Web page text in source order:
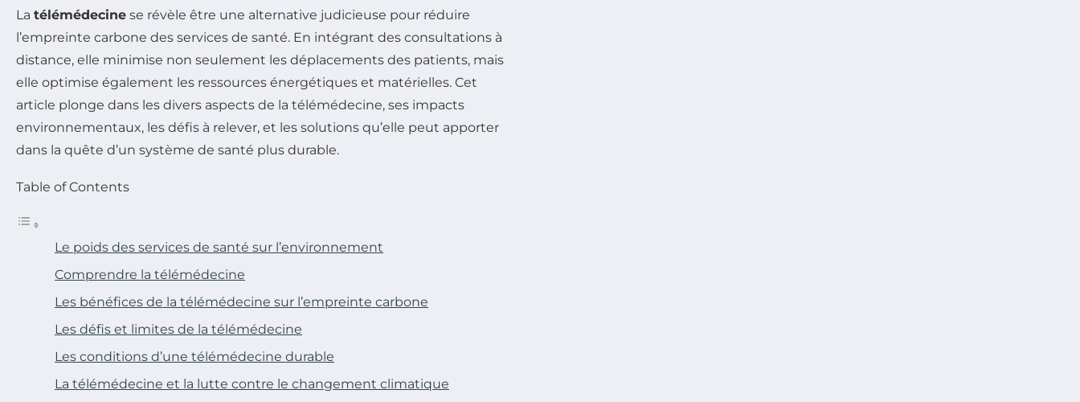
La télémédecine se révèle être une alternative judicieuse pour réduire
l’empreinte carbone des services de santé. En intégrant des consultations à
distance, elle minimise non seulement les déplacements des patients, mais
elle optimise également les ressources énergétiques et matérielles. Cet
article plonge dans les divers aspects de la télémédecine, ses impacts
environnementaux, les défis à relever, et les solutions qu’elle peut apporter
dans la quête d’un système de santé plus durable.
Table of Contents
Le poids des services de santé sur l’environnement
Comprendre la télémédecine
Les bénéfices de la télémédecine sur l’empreinte carbone
Les défis et limites de la télémédecine
Les conditions d’une télémédecine durable
La télémédecine et la lutte contre le changement climatique